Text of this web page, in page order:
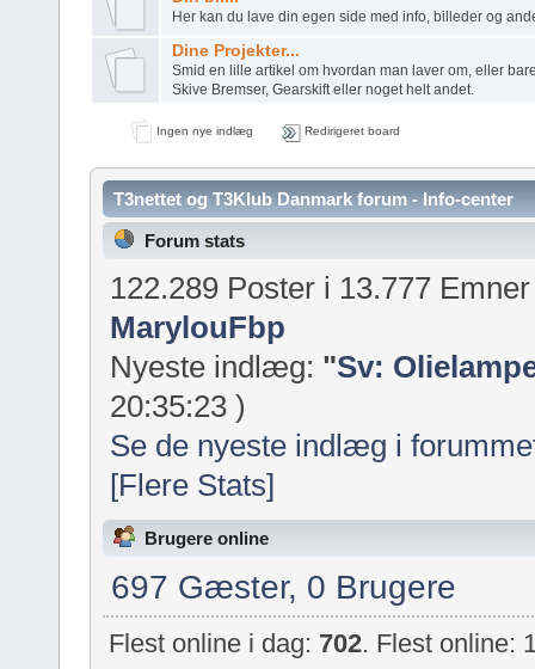
Her kan du lave din egen side med info, billeder og
Dine Projekter...
Smid en lille artikel om hvordan man laver om, eller
Skive Bremser, Gearskift eller noget helt andet.
Ingen nye indlæg Redirigeret board
T3nettet og T3Klub Danmark forum - Info-center
Forum stats
122.289 Poster i 13.777
MarylouFbp
Nyeste indlæg: "Sv:
20:35:23 )
Se de nyeste indlæg i
[Flere Stats]
Brugere online
697 Gæster, 0 Brugere
Flest online i dag: 702. Flest online: